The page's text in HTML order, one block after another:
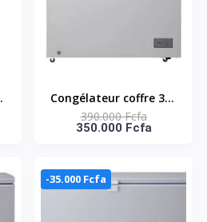
Congélateur coffre 309
L, sans stabilisateur,
refroidissement
externe, panier /
GCFB316BQCF
390.000 Fcfa
350.000 Fcfa
-35.000 Fcfa